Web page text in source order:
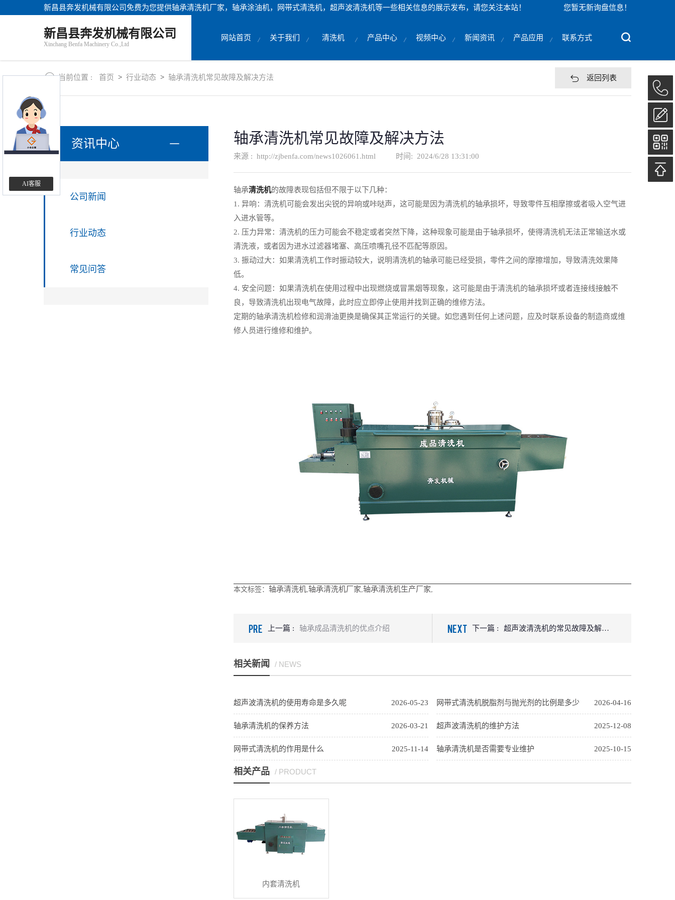
新昌县奔发机械有限公司免费为您提供轴承清洗机厂家，轴承涂油机，网带式清洗机，超声波清洗机等一些相关信息的展示发布，请您关注本站！ 您暂无新询盘信息！
新昌县奔发机械有限公司
Xinchang Benfa Machinery Co.,Ltd
网站首页 关于我们 清洗机 产品中心 视频中心 新闻资讯 产品应用 联系方式
们
中
式
当前位置 : 首页 > 行业动态 > 轴承清洗机常见故障及解决方法 返回列表
资讯中心
公司新闻
行业动态
常见问答
轴承清洗机常见故障及解决方法
来源 : http://zjbenfa.com/news1026061.html 时间: 2024/6/28 13:31:00
轴承清洗机的故障表现包括但不限于以下几种：
1. 异响：清洗机可能会发出尖锐的异响或咔哒声，这可能是因为清洗机的轴承损坏，导致零件互相摩擦或者吸入空气进
入进水管等。
2. 压力异常：清洗机的压力可能会不稳定或者突然下降，这种现象可能是由于轴承损坏，使得清洗机无法正常输送水或
清洗液，或者因为进水过滤器堵塞、高压喷嘴孔径不匹配等原因。
3. 振动过大：如果清洗机工作时振动较大，说明清洗机的轴承可能已经受损，零件之间的摩擦增加，导致清洗效果降
低。
4. 安全问题：如果清洗机在使用过程中出现燃烧或冒黑烟等现象，这可能是由于清洗机的轴承损坏或者连接线接触不
良，导致清洗机出现电气故障，此时应立即停止使用并找到正确的维修方法。
定期的轴承清洗机检修和润滑油更换是确保其正常运行的关键。如您遇到任何上述问题，应及时联系设备的制造商或维
修人员进行维修和维护。
本文标签： 轴承清洗机,轴承清洗机厂家,轴承清洗机生产厂家,
PRE 上一篇 : 轴承成品清洗机的优点介绍 NEXT 下一篇 :
超声波清洗机的常见故障及解决
相关新闻 / NEWS
2026-05-23
超声波清洗机的使用寿命是多久呢 2026-04-16
网带式清洗机脱脂剂与抛光剂的比例是多少
2026-03-21
轴承清洗机的保养方法 2025-12-08
超声波清洗机的维护方法
2025-11-14
网带式清洗机的作用是什么 2025-10-15
轴承清洗机是否需要专业维护
相关产品 / PRODUCT
内套清洗机
AI客服